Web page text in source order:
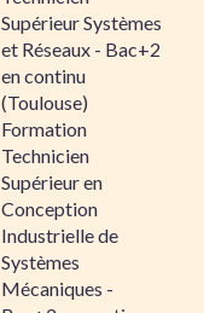
Supérieur Systèmes
et Réseaux - Bac+2
en continu
(Toulouse)
Formation
Technicien
Supérieur en
Conception
Industrielle de
Systèmes
Mécaniques -